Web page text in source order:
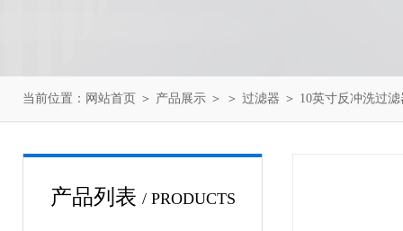
当前位置： 网站首页 ＞ 产品展示 ＞ ＞ 过滤器 ＞ 10英寸反冲洗过滤
产品列表 / PRODUCTS